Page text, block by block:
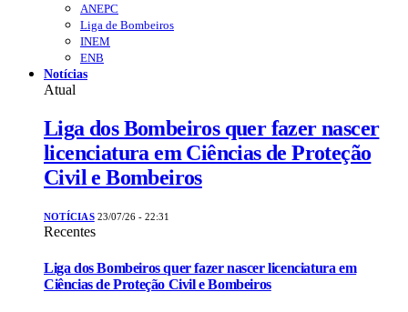
ANEPC
Liga de Bombeiros
INEM
ENB
Notícias
Atual
Liga dos Bombeiros quer fazer nascer
licenciatura em Ciências de Proteção
Civil e Bombeiros
NOTÍCIAS 23/07/26 - 22:31
Recentes
Liga dos Bombeiros quer fazer nascer licenciatura em
Ciências de Proteção Civil e Bombeiros